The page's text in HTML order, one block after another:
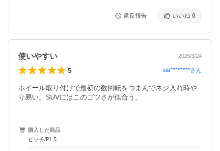
違反報告 いいね 0
使いやすい 2025/3/24
5 sai********さん
ホイール取り付けで最初の数回転をつまんでネジ入れ時や
り易い。SUVにはこのゴツさが似合う。
購入した商品
ピッチ/P1.5